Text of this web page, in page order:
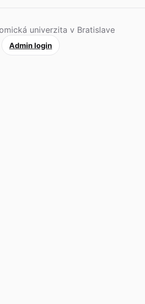
univerzita v Bratislave
Admin login